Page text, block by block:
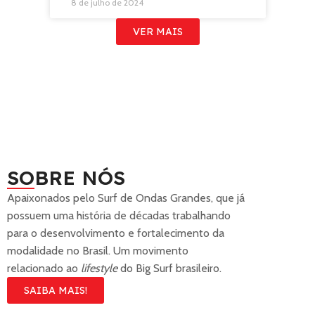
8 de julho de 2024
VER MAIS
SOBRE NÓS
Apaixonados pelo Surf de Ondas Grandes, que já
possuem uma história de décadas trabalhando
para o desenvolvimento e fortalecimento da
modalidade no Brasil. Um movimento
relacionado ao lifestyledo Big Surf brasileiro.
SAIBA MAIS!